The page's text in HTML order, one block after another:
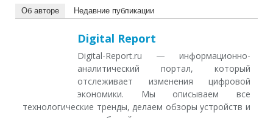
Об авторе Недавние публикации
Digital Report
Digital-Report.ru — информационно-
аналитический портал, который
отслеживает изменения цифровой
экономики. Мы описываем все
технологические тренды, делаем обзоры устройств и